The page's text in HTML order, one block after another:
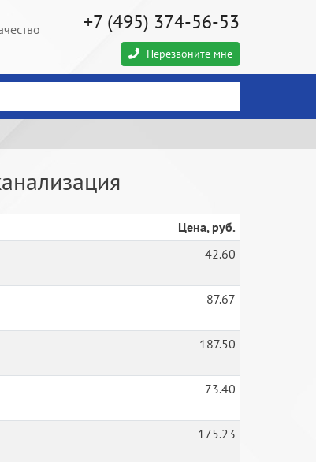
+7 (495) 374-56-53
Перезвоните мне
Цена, руб.
42.60
87.67
187.50
73.40
175.23